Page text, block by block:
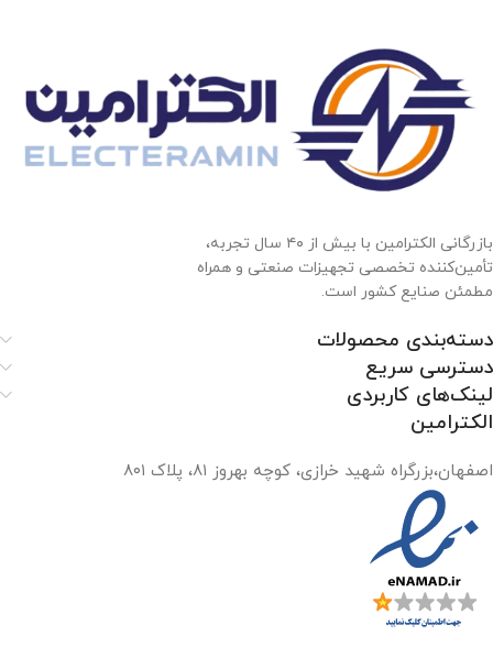
بازرگانی الکترامین با بیش از ۴۰ سال تجربه،
تأمین‌کننده تخصصی تجهیزات صنعتی و همراه
مطمئن صنایع کشور است.
دسته‌بندی محصولات
دسترسی سریع
لینک‌های کاربردی
الکترامین
اصفهان،بزرگراه شهید خرازی، کوچه بهروز ۸۱، پلاک ۸۰۱